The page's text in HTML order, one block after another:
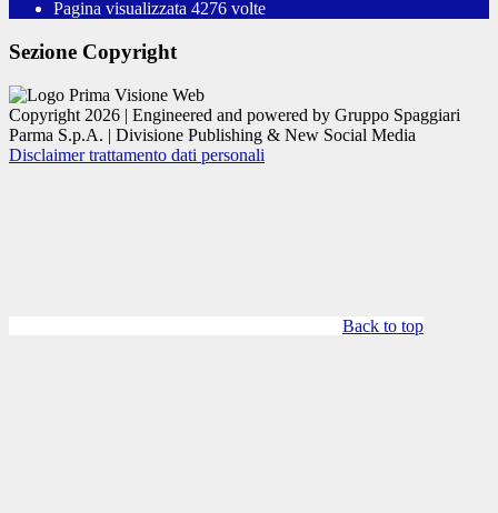
Pagina visualizzata 4276 volte
Sezione Copyright
Copyright 2026 | Engineered and powered by Gruppo Spaggiari
Parma S.p.A. | Divisione Publishing & New Social Media
Disclaimer trattamento dati personali
Back to top